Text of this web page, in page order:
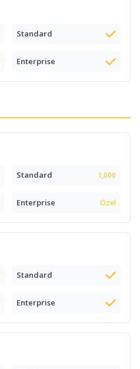
Standard
Enterprise
Standard 1,000
Enterprise Özel
Standard
Enterprise